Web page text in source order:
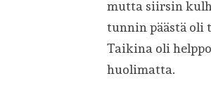
mutta siirsin
tunnin päästä
Taikina oli
huolimatta.